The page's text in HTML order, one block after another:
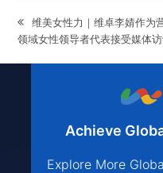
previous
post:
维美女性力｜维卓李婧作为
领域女性领导者代表接受媒体
Achieve
Explore More